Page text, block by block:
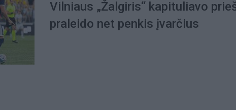
Vilniaus „Žalgiris“ kapituliavo
praleido net penkis įvarčius